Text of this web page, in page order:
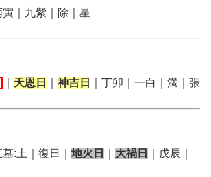
寅｜九紫｜除｜星
天恩日 神吉日 ｜丁卯｜一白｜満｜張
墓:土｜復日｜ 地火日 大禍日
｜戊辰｜